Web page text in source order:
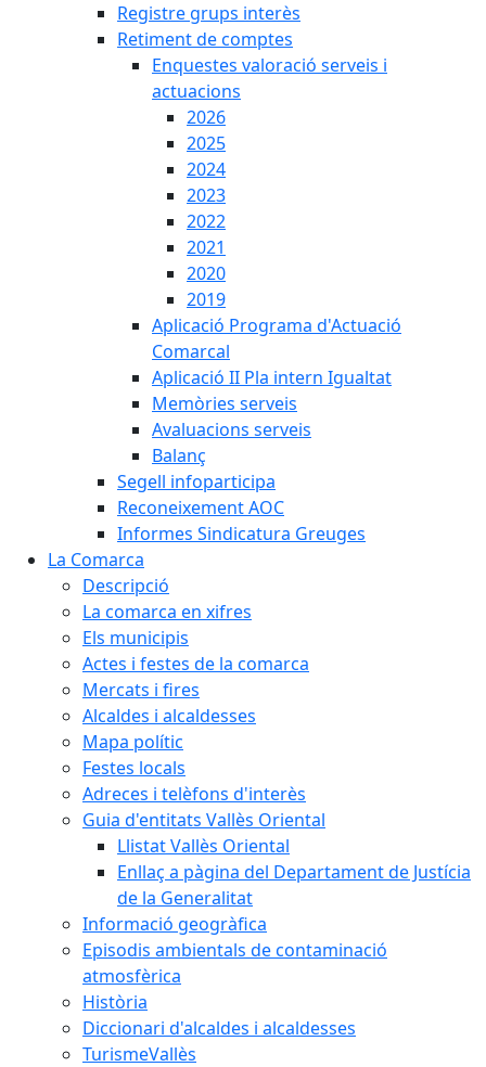
Registre grups interès
Retiment de comptes
Enquestes valoració serveis i
actuacions
2026
2025
2024
2023
2022
2021
2020
2019
Aplicació Programa d'Actuació
Comarcal
Aplicació II Pla intern Igualtat
Memòries serveis
Avaluacions serveis
Balanç
Segell infoparticipa
Reconeixement AOC
Informes Sindicatura Greuges
La Comarca
Descripció
La comarca en xifres
Els municipis
Actes i festes de la comarca
Mercats i fires
Alcaldes i alcaldesses
Mapa polític
Festes locals
Adreces i telèfons d'interès
Guia d'entitats Vallès Oriental
Llistat Vallès Oriental
Enllaç a pàgina del Departament de Justícia
de la Generalitat
Informació geogràfica
Episodis ambientals de contaminació
atmosfèrica
Història
Diccionari d'alcaldes i alcaldesses
TurismeVallès